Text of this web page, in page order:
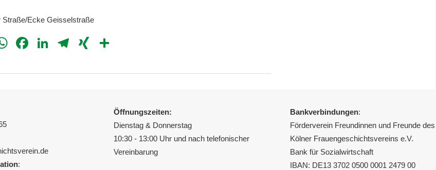
Straße/Ecke Geisselstraße
WhatsApp
Facebook
LinkedIn
Telegram
XING
:
Öffnungszeiten:
Dienstag & Donnerstag
10:30 - 13:00 Uhr und nach telefonischer
Vereinbarung
Bankverbindungen:
Förderverein Freundinnen und Freunde des
Kölner Frauengeschichtsvereins e.V.
Bank für Sozialwirtschaft
IBAN: DE13 3702 0500 0001 2479 00